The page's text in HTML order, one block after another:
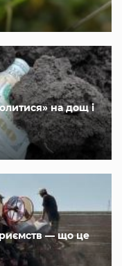
на дощ і
— що це